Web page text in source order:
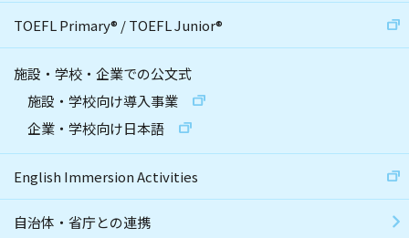
TOEFL Primary® /TOEFL Junior®
施設・学校・企業での公文式
施設・学校向け導入事業
企業・学校向け日本語
English Immersion Activities
自治体・省庁との連携